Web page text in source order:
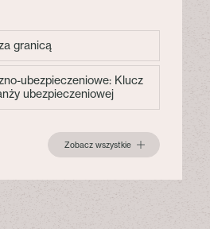
granicą
ubezpieczeniowe: Klucz
ubezpieczeniowej
Zobacz wszystkie